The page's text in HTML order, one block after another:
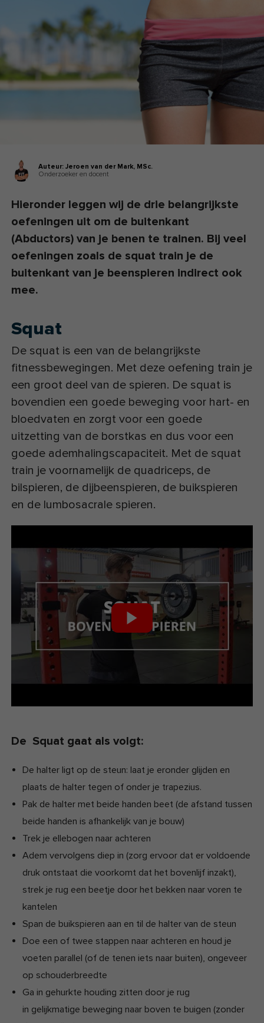
Auteur: Jeroen van der Mark, MSc.
Onderzoeker en docent
Hieronder leggen wij de drie belangrijkste
oefeningen uit om de buitenkant
(Abductors) van je benen te trainen. Bij veel
oefeningen zoals de squat train je de
buitenkant van je beenspieren indirect ook
mee.
Squat
De squat is een van de belangrijkste
fitnessbewegingen. Met deze oefening train je
een groot deel van de spieren. De squat is
bovendien een goede beweging voor hart- en
bloedvaten en zorgt voor een goede
uitzetting van de borstkas en dus voor een
goede ademhalingscapaciteit. Met de squat
train je voornamelijk de quadriceps, de
bilspieren, de dijbeenspieren, de buikspieren
en de lumbosacrale spieren.
De Squat gaat als volgt:
De halter ligt op de steun: laat je eronder glijden en
plaats de halter tegen of onder je trapezius.
Pak de halter met beide handen beet (de afstand tussen
beide handen is afhankelijk van je bouw)
Trek je ellebogen naar achteren
Adem vervolgens diep in (zorg ervoor dat er voldoende
druk ontstaat die voorkomt dat het bovenlijf inzakt),
strek je rug een beetje door het bekken naar voren te
kantelen
Span de buikspieren aan en til de halter van de steun
Doe een of twee stappen naar achteren en houd je
voeten parallel (of de tenen iets naar buiten), ongeveer
op schouderbreedte
Ga in gehurkte houding zitten door je rug
in gelijkmatige beweging naar boven te buigen (zonder